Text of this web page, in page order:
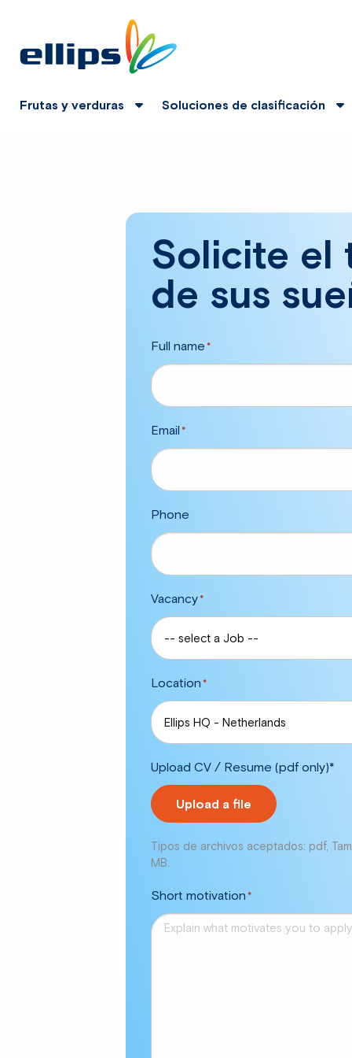
Frutas y verduras Soluciones de clasificación
Solicite el
de sus
Full name *
Email *
Phone
Vacancy*
Location *
Upload CV / Resume (pdf only)*
Tipos de archivos aceptados: pdf,
MB.
Short motivation *